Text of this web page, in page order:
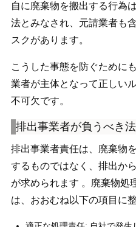
自に廃棄物を搬出する行為
法とみなされ、元請業者も
スクがあります。
こうした事態を防ぐために
業者が主体となって正しい
不可欠です。
排出事業者が負うべき
排出事業者責任は、廃棄物
するものではなく、排出か
が求められます 。廃棄物処
は、おおむね以下の項目に